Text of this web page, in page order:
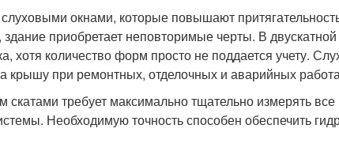
окнами, которые повышают
приобретает неповторимые черты. В двускатной
хотя количество форм просто не поддается учету.
крышу при ремонтных, отделочных и аварийных
требует максимально тщательно измерять
Необходимую точность способен обеспечить